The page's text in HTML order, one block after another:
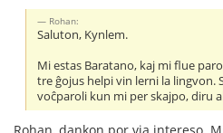
Rohan:
Saluton, Kynlem.
Mi estas Baratano, kaj mi flue
tre ĝojus helpi vin lerni la lingvon.
voĉparoli kun mi per skajpo, diru